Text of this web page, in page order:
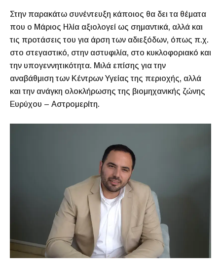
Στην παρακάτω συνέντευξη κάποιος θα δει τα θέματα
που ο Μάριος Ηλία αξιολογεί ως σημαντικά, αλλά και
τις προτάσεις του για άρση των αδιεξόδων, όπως π.χ.
στο στεγαστικό, στην αστυφιλία, στο κυκλοφοριακό και
την υπογεννητικότητα. Μιλά επίσης για την
αναβάθμιση των Κέντρων Υγείας της περιοχής, αλλά
και την ανάγκη ολοκλήρωσης της βιομηχανικής ζώνης
Ευρύχου – Αστρομερίτη.